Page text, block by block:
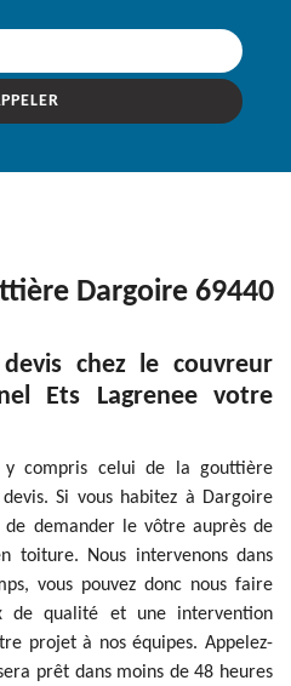
Dargoire 69440
chez le couvreur
Ets Lagrenee votre
compris celui de la gouttière
Si vous habitez à Dargoire
de demander le vôtre auprès de
toiture. Nous intervenons dans
vous pouvez donc nous faire
de qualité et une intervention
projet à nos équipes. Appelez-
prêt dans moins de 48 heures